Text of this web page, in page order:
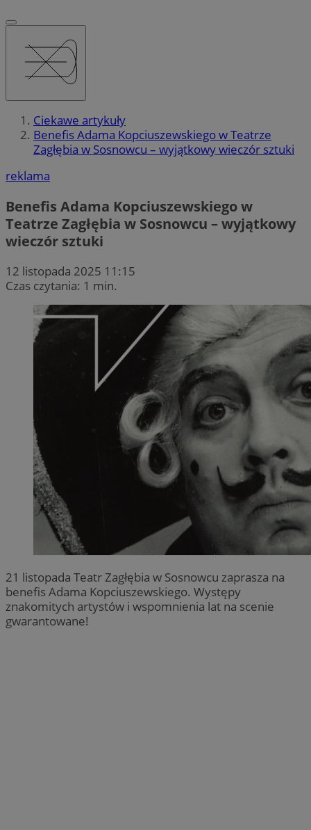
Ciekawe artykuły
Benefis Adama Kopciuszewskiego w Teatrze
Zagłębia w Sosnowcu – wyjątkowy wieczór sztuki
reklama
Benefis Adama Kopciuszewskiego w
Teatrze Zagłębia w Sosnowcu – wyjątkowy
wieczór sztuki
12 listopada 2025 11:15
Czas czytania: 1 min.
21 listopada Teatr Zagłębia w Sosnowcu zaprasza na
benefis Adama Kopciuszewskiego. Występy
znakomitych artystów i wspomnienia lat na scenie
gwarantowane!